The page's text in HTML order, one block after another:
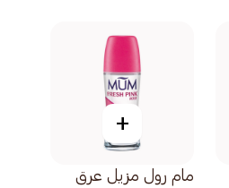
+
مام رول مزيل عرق